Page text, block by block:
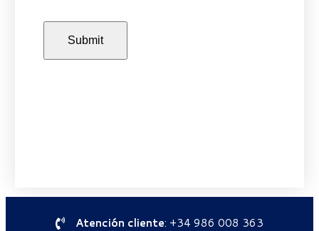
Atención cliente: +34 986 008 363